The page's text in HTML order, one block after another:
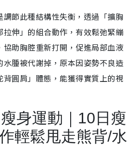
調節此種結構性失衡，透過「擴胸
伸」的組合動作，有效鬆弛緊繃
協助胸腔重新打開，促進局部血液
水腫被代謝掉，原本因姿勢不良造
背圓肩」體態，能獲得實質上的視
身運動｜10日瘦
輕鬆甩走熊背/水